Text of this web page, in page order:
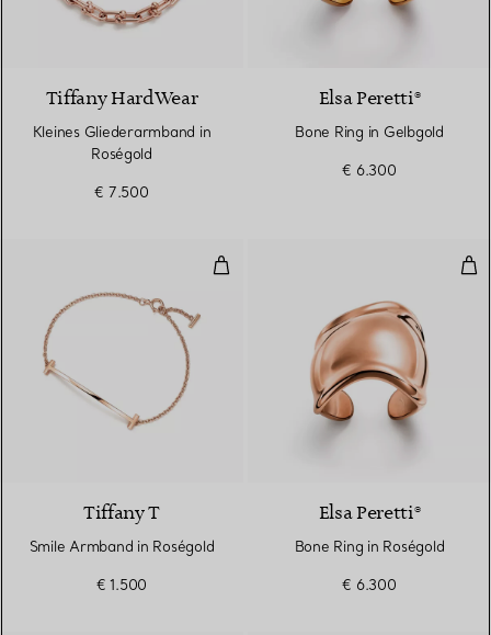
Tiffany HardWear
Kleines Gliederarmband in
Roségold
€ 7.500
Elsa Peretti®
Bone Ring in Gelbgold
€ 6.300
Smile Armband in Roségold
Tiffany T
Smile Armband in Roségold
€ 1.500
Elsa Peretti®
Bone Ring in Roségold
€ 6.300